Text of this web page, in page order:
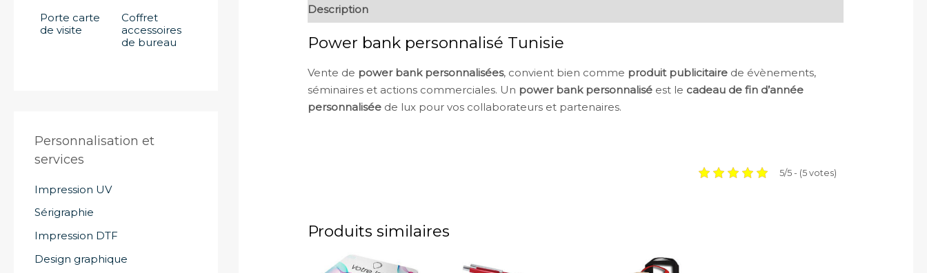
Porte carte
de visite
Coffret
accessoires
de bureau
Personnalisation et
services
Impression UV
Sérigraphie
Impression DTF
Design graphique
Description
Power bank personnalisé Tunisie
Vente de power bank personnalisées, convient bien comme produit publicitaire de évènements,
séminaires et actions commerciales. Un power bankpersonnalisé est le cadeau de fin d’année
personnalisée de lux pour vos collaborateurs et partenaires.
5/5 - (5 votes)
Produits similaires